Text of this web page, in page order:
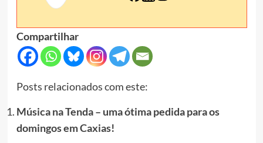
Compartilhar
Posts relacionados com este:
Música na Tenda – uma ótima pedida para os
domingos em Caxias!